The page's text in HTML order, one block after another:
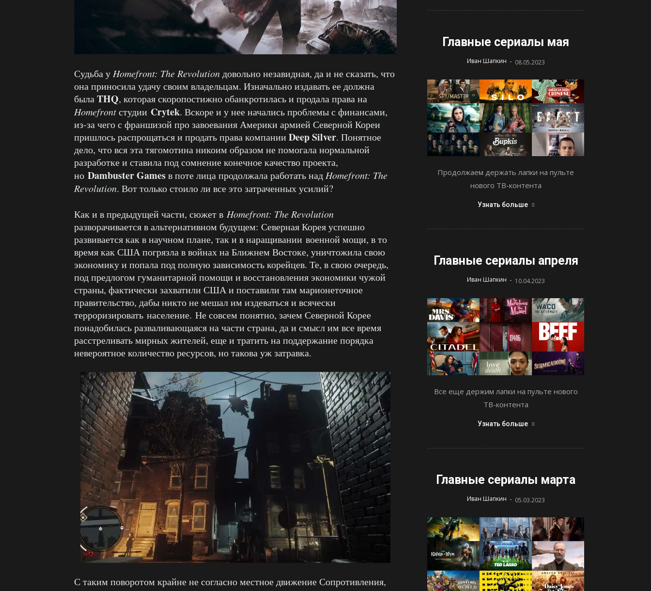
Судьба у Homefront: The Revolutionдовольно незавидная, да и не сказать, что
она приносила удачу своим владельцам. Изначально издавать ее должна
былаTHQ, которая скоропостижно обанкротилась и продала права на
Homefrontстудии Crytek. Вскоре и у нее начались проблемы с финансами,
из-за чего с франшизой про завоевания Америки армией Северной Кореи
пришлось распрощаться и продать права компании Deep Silver. Понятное
дело, что вся эта тягомотина никоим образом не помогала нормальной
разработке и ставила под сомнение конечное качество проекта,
но Dambuster Gamesв поте лица продолжала работать над Homefront: The
Revolution. Вот только стоило ли все это затраченных усилий?
Как и в предыдущей части, сюжет в Homefront: The Revolution
разворачивается в альтернативном будущем: Северная Корея успешно
развивается как в научном плане, так и в наращивании военной мощи, в то
время как США погрязла в войнах на Ближнем Востоке, уничтожила свою
экономику и попала под полную зависимость корейцев. Те, в свою очередь,
под предлогом гуманитарной помощи и восстановления экономики чужой
страны, фактически захватили США и поставили там марионеточное
правительство, дабы никто не мешал им издеваться и всячески
терроризировать население. Не совсем понятно, зачем Северной Корее
понадобилась разваливающаяся на части страна, да и смысл им все время
расстреливать мирных жителей, еще и тратить на поддержание порядка
невероятное количество ресурсов, но такова уж затравка.
С таким поворотом крайне не согласно местное движение Сопротивления,
Главные сериалы мая
Иван Шапкин - 08.05.2023
Продолжаем держать лапки на пульте
нового ТВ-контента
Узнать больше
Главные сериалы апреля
Иван Шапкин - 10.04.2023
Все еще держим лапки на пульте нового
ТВ-контента
Узнать больше
Главные сериалы марта
Иван Шапкин - 05.03.2023